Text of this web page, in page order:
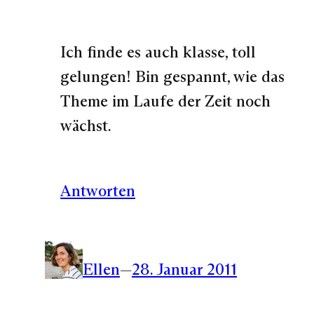
Ich finde es auch klasse, toll
gelungen! Bin gespannt, wie das
Theme im Laufe der Zeit noch
wächst.
Antworten
Ellen—28. Januar 2011